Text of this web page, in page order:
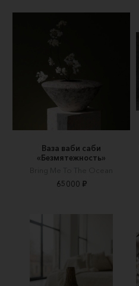
Ваза ваби саби
«Безмятежность»
Bring Me To The Ocean
65000 ₽